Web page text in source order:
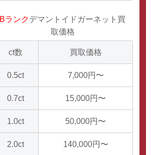
Bランクデマントイドガーネット買
取価格
ct数 買取価格
0.5ct 7,000円〜
0.7ct 15,000円〜
1.0ct 50,000円〜
2.0ct 140,000円〜